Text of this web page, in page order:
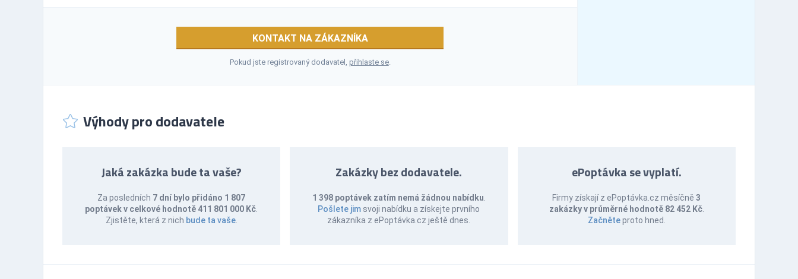
KONTAKT NA ZÁKAZNÍKA
Pokud jste registrovaný dodavatel, přihlaste se.
Výhody pro dodavatele
Jaká zakázka bude ta vaše?
Za posledních 7 dní bylo přidáno 1 807
poptávek v celkové hodnotě 411 801 000 Kč
Zjistěte, která z nich bude ta vaše.
Zakázky bez dodavatele.
1 398 poptávek zatím nemá žádnou nabídku
Pošlete jim svoji nabídku a získejte prvního
zákazníka z ePoptávka.cz ještě dnes.
ePoptávka se vyplatí.
Firmy získají z ePoptávka.cz měsíčně3
zakázky v průměrné hodnotě 82 452 Kč.
Začněteproto hned.